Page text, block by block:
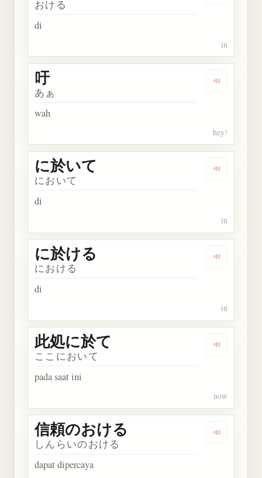
おける
di
in
Dengarkan
吁
あぁ
wah
hey!
Dengarkan
に於いて
において
di
in
Dengarkan
に於ける
における
di
in
Dengarkan
此処に於て
ここにおいて
pada saat ini
now
Dengarkan
信頼のおける
しんらいのおける
dapat dipercaya